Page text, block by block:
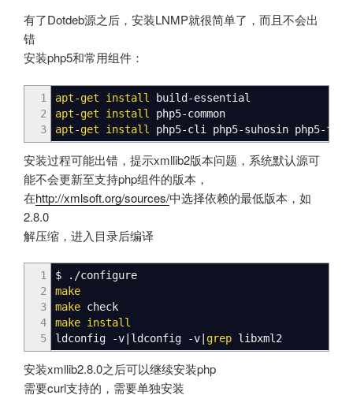
有了Dotdeb源之后，安装LNMP就很简单了，而且不会出
错
安装php5和常用组件：
1
2
3
apt-get install
build-essential
apt-get install
php5-common
apt-get install
php5-cli php5-suhosin php5-fpm
安装过程可能出错，提示xmllib2版本问题，系统默认源可
能不会更新至支持php组件的版本，
在http://xmlsoft.org/sources/中选择依赖的最低版本，如
2.8.0
解压缩，进入目录后编译
1
2
3
4
5
$ . /configure
make
make check
make install
ldconfig
-v ldconfig -v grep libxml2
安装xmllib2.8.0之后可以继续安装php
需要curl支持的，需要单独安装